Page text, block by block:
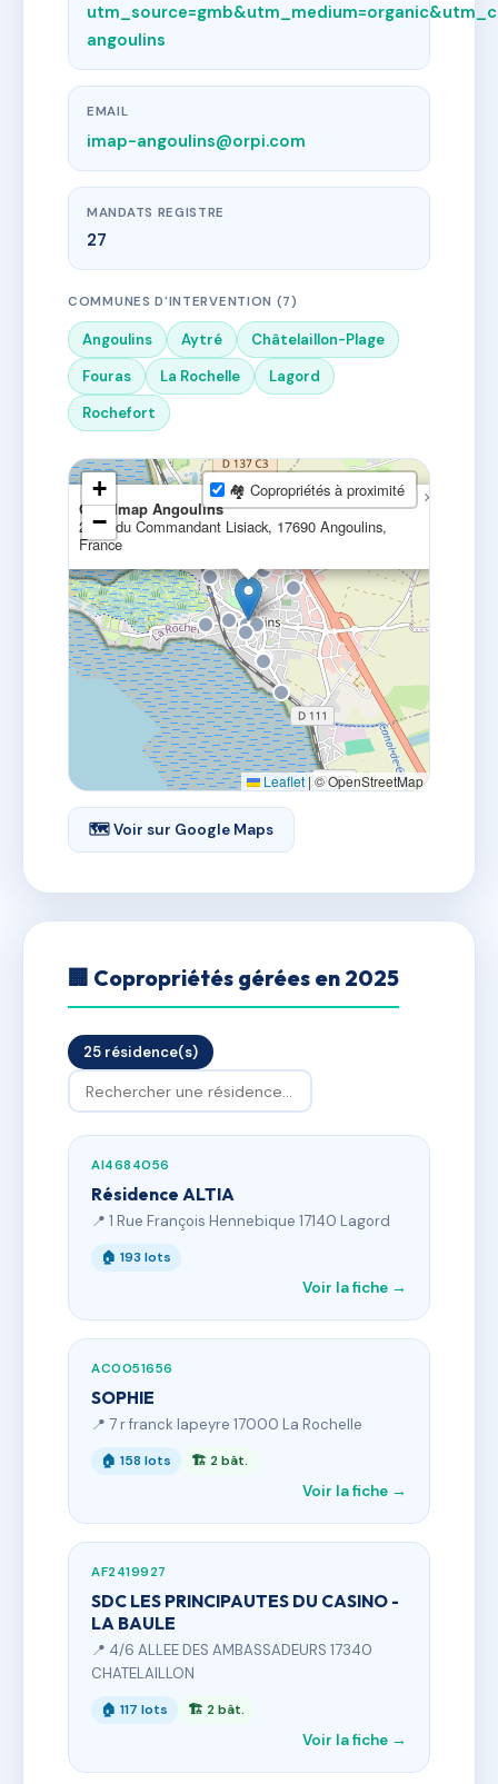
angoulins
EMAIL
imap-angoulins@orpi.com
MANDATS REGISTRE
27
COMMUNES D'INTERVENTION (7)
Angoulins Aytré
Châtelaillon-Plage
Fouras
La Rochelle
Lagord
Rochefort
Orpi Imap Angoulins
2 Av. du Commandant Lisiack, 17690 Angoulins,
France
×
+
−
🏘 Copropriétés à proximité
Leaflet | © OpenStreetMap
🗺 Voir sur Google Maps
🏢 Copropriétés gérées en 2025
25 résidence(s)
AI4684056
Résidence ALTIA
📍 1 Rue François Hennebique 17140 Lagord
🏠 193 lots
Voir la fiche →
AC0051656
SOPHIE
📍 7 r franck lapeyre 17000 La Rochelle
🏠 158 lots 🏗 2 bât.
Voir la fiche →
AF2419927
SDC LES PRINCIPAUTES DU CASINO -
LA BAULE
📍 4/6 ALLEE DES AMBASSADEURS 17340
CHATELAILLON
🏠 117 lots 🏗 2 bât.
Voir la fiche →